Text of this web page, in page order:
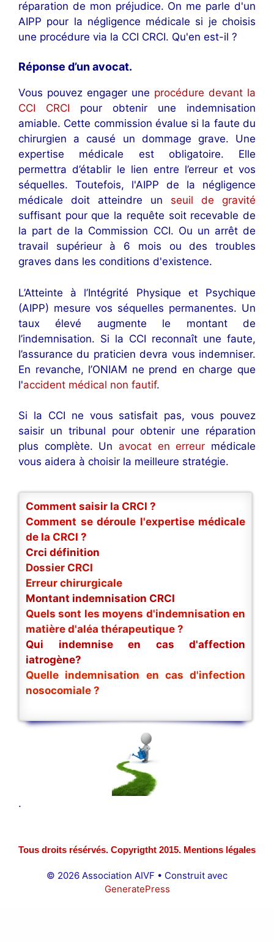
réparation de mon préjudice. On me parle d'un
AIPP pour la négligence médicale si je choisis
une procédure via la CCI CRCI. Qu'en est-il ?
Réponse d’un avocat.
Vous pouvez engager une procédure devant la
CCI CRCI pour obtenir une indemnisation
amiable. Cette commission évalue si la faute du
chirurgien a causé un dommage grave. Une
expertise médicale est obligatoire. Elle
permettra d’établir le lien entre l’erreur et vos
séquelles. Toutefois, l'AIPP de la négligence
médicale doit atteindre un seuil de gravité
suffisant pour que la requête soit recevable de
la part de la Commission CCI. Ou un arrêt de
travail supérieur à 6 mois ou des troubles
graves dans les conditions d'existence.
L’Atteinte à l’Intégrité Physique et Psychique
(AIPP) mesure vos séquelles permanentes. Un
taux élevé augmente le montant de
l’indemnisation. Si la CCI reconnaît une faute,
l’assurance du praticien devra vous indemniser.
En revanche, l’ONIAM ne prend en charge que
l'accident médical non fautif.
Si la CCI ne vous satisfait pas, vous pouvez
saisir un tribunal pour obtenir une réparation
plus complète. Un avocat en erreur médicale
vous aidera à choisir la meilleure stratégie.
Comment saisir la CRCI ?
Comment se déroule l'expertise médicale
de la CRCI ?
Crci définition
Dossier CRCI
Erreur chirurgicale
Montant indemnisation CRCI
Quels sont les moyens d'indemnisation en
matière d'aléa thérapeutique ?
Qui indemnise en cas d'affection
iatrogène?
Quelle indemnisation en cas d'infection
nosocomiale ?
.
Tous droits résérvés. Copyrigtht 2015. Mentions légales
© 2026 Association AIVF • Construit avec
GeneratePress